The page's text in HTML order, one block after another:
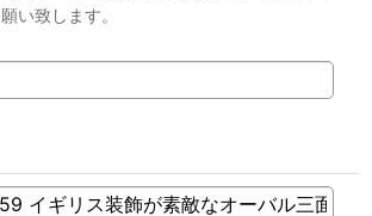
い致します。